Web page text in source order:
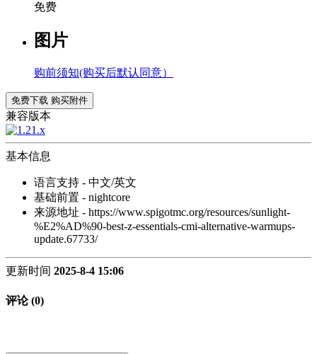
免费
图片
购前须知(购买后默认同意）
免费下载 购买附件
兼容版本
基本信息
语言支持 - 中文/英文
基础前置 - nightcore
来源地址 - https://www.spigotmc.org/resources/sunlight-
%E2%AD%90-best-z-essentials-cmi-alternative-warmups-
update.67733/
更新时间 2025-8-4 15:06
评论 (0)